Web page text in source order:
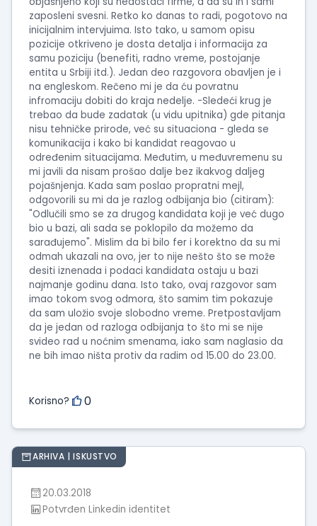
zaposleni svesni. Retko ko danas to radi, pogotovo na
inicijalnim intervjuima. Isto tako, u samom opisu
pozicije otkriveno je dosta detalja i informacija za
samu poziciju (benefiti, radno vreme, postojanje
entita u Srbiji itd.). Jedan deo razgovora obavljen je i
na engleskom. Rečeno mi je da ću povratnu
infromaciju dobiti do kraja nedelje. -Sledeći krug je
trebao da bude zadatak (u vidu upitnika) gde pitanja
nisu tehničke prirode, već su situaciona - gleda se
komunikacija i kako bi kandidat reagovao u
određenim situacijama. Međutim, u međuvremenu su
mi javili da nisam prošao dalje bez ikakvog daljeg
pojašnjenja. Kada sam poslao propratni mejl,
odgovorili su mi da je razlog odbijanja bio (citiram):
"Odlučili smo se za drugog kandidata koji je već dugo
bio u bazi, ali sada se poklopilo da možemo da
sarađujemo". Mislim da bi bilo fer i korektno da su mi
odmah ukazali na ovo, jer to nije nešto što se može
desiti iznenada i podaci kandidata ostaju u bazi
najmanje godinu dana. Isto tako, ovaj razgovor sam
imao tokom svog odmora, što samim tim pokazuje
da sam uložio svoje slobodno vreme. Pretpostavljam
da je jedan od razloga odbijanja to što mi se nije
svideo rad u noćnim smenama, iako sam naglasio da
ne bih imao ništa protiv da radim od 15.00 do 23.00.
Korisno? 0
ARHIVA | ISKUSTVO
20.03.2018
Potvrđen Linkedin identitet